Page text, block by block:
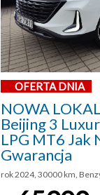
OFERTA DNIA
NOWA
Beijing 3
LPG MT6 Jak
Gwarancja
rok 2024, 30000 km,